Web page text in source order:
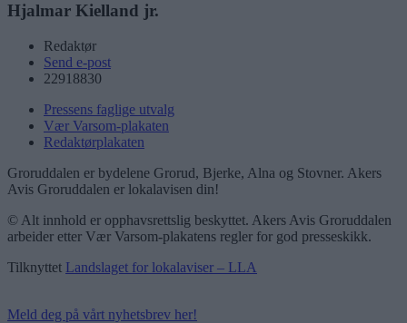
Hjalmar Kielland jr.
Redaktør
Send e-post
22918830
Pressens faglige utvalg
Vær Varsom-plakaten
Redaktørplakaten
Groruddalen er bydelene Grorud, Bjerke, Alna og Stovner. Akers
Avis Groruddalen er lokalavisen din!
© Alt innhold er opphavsrettslig beskyttet. Akers Avis Groruddalen
arbeider etter Vær Varsom-plakatens regler for god presseskikk.
Tilknyttet Landslaget for lokalaviser – LLA
Meld deg på vårt nyhetsbrev her!